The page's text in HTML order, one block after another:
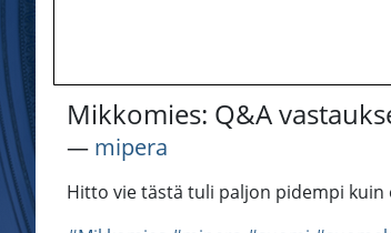
Mikkomies: Q&A
― mipera
Hitto vie tästä tuli paljon pidempi kuin